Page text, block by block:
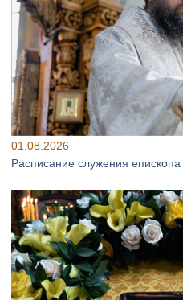
01.08.2026
Расписание служения епископа